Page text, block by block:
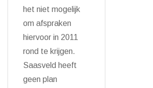
het niet mogelijk
om afspraken
hiervoor in 2011
rond te krijgen.
Saasveld heeft
geen plan